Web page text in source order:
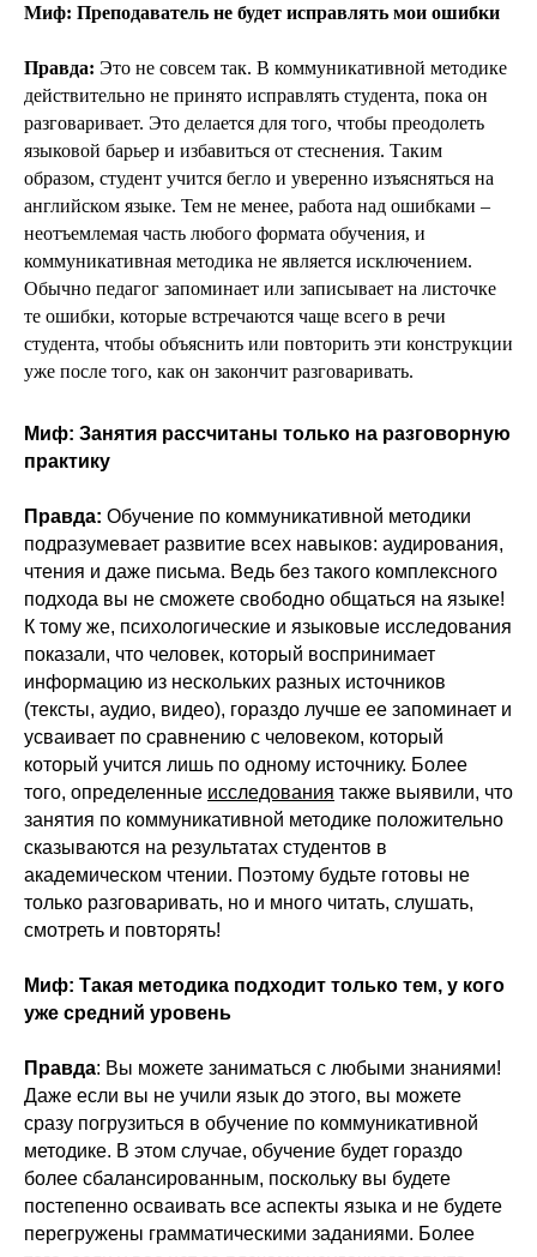
Миф: Преподаватель не будет исправлять мои ошибки
Правда: Это не совсем так. В коммуникативной методике
действительно не принято исправлять студента, пока он
разговаривает. Это делается для того, чтобы преодолеть
языковой барьер и избавиться от стеснения. Таким
образом, студент учится бегло и уверенно изъясняться на
английском языке. Тем не менее, работа над ошибками –
неотъемлемая часть любого формата обучения, и
коммуникативная методика не является исключением.
Обычно педагог запоминает или записывает на листочке
те ошибки, которые встречаются чаще всего в речи
студента, чтобы объяснить или повторить эти конструкции
уже после того, как он закончит разговаривать.
Миф: Занятия рассчитаны только на разговорную
практику
Правда: Обучение по коммуникативной методики
подразумевает развитие всех навыков: аудирования,
чтения и даже письма. Ведь без такого комплексного
подхода вы не сможете свободно общаться на языке!
К тому же, психологические и языковые исследования
показали, что человек, который воспринимает
информацию из нескольких разных источников
(тексты, аудио, видео), гораздо лучше ее запоминает и
усваивает по сравнению с человеком, который
который учится лишь по одному источнику. Более
того, определенные исследования также выявили, что
занятия по коммуникативной методике положительно
сказываются на результатах студентов в
академическом чтении. Поэтому будьте готовы не
только разговаривать, но и много читать, слушать,
смотреть и повторять!
Миф: Такая методика подходит только тем, у кого
уже средний уровень
Правда: Вы можете заниматься с любыми знаниями!
Даже если вы не учили язык до этого, вы можете
сразу погрузиться в обучение по коммуникативной
методике. В этом случае, обучение будет гораздо
более сбалансированным, поскольку вы будете
постепенно осваивать все аспекты языка и не будете
перегружены грамматическими заданиями. Более